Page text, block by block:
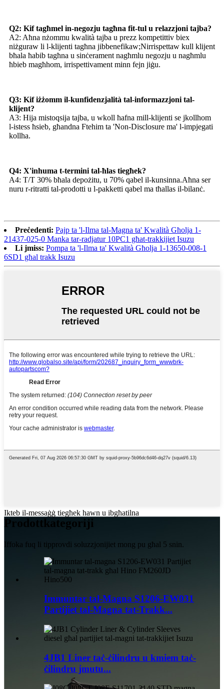
Q2: Kif tagħmel in-negozju tagħna fit-tul u relazzjoni tajba?
A2: Aħna nżommu kwalità tajba u prezz kompetittiv biex
niżguraw li l-klijenti tagħna jibbenefikaw;Nirrispettaw kull klijent
bħala ħabib tagħna u sinċerament nagħmlu negozju u nagħmlu
ħbieb magħhom, irrispettivament minn fejn jiġu.
Q3: Kif iżżomm il-kunfidenzjalità tal-informazzjoni tal-
klijent?
A3: Hija mistoqsija tajba, u wkoll ħafna mill-klijenti se jkollhom
l-istess ħsieb, għandna Ftehim ta 'Non-Disclosure ma' l-impjegati
kollha.
Q4: X'inhuma t-termini tal-ħlas tiegħek?
A4: T/T 30% bħala depożitu, u 70% qabel il-kunsinna.Aħna ser
nuru r-ritratti tal-prodotti u l-pakketti qabel ma tħallas il-bilanċ.
Preċedenti: Pajp ta 'l-Ilma tal-Magna ta' Kwalità Għolja 1-
21437-025-0 Manka tar-radjatur 10PC1 għat-trakkijiet Isuzu
Li jmiss: Pompa ta 'l-Ilma ta' Kwalità Għolja 1-13650-008-1
6SD1 għal trakk Isuzu
Ikteb il-messaġġ tiegħek hawn u ibgħatilna
Prodottkategoriji
Iffoka fuq li tipprovdi soluzzjonijiet mong pu għal 5 snin.
Immuntar tal-Magna S1206-EW031
Partijiet tal-Magna tat-Trakk...
4JB1 Liner taċ-ċilindru u kmiem taċ-
ċilindru jmutu...